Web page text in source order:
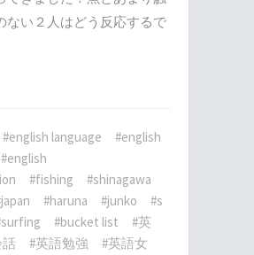
ない２人はどう反応するで
#english language
#english
#english
#fishing
#shinagawa
#haruna #junko
#s
#bucket list
#英
#英語勉強 #英語女